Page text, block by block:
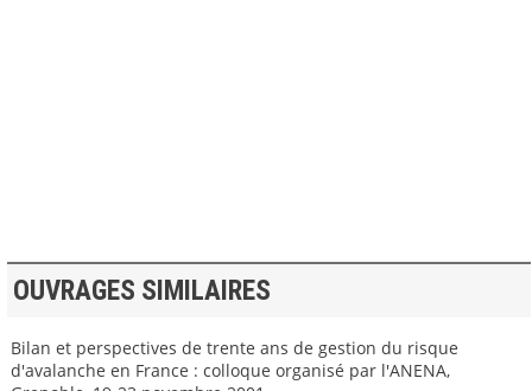
OUVRAGES SIMILAIRES
Bilan et perspectives de trente ans de gestion du risque
d'avalanche en France : colloque organisé par l'ANENA,